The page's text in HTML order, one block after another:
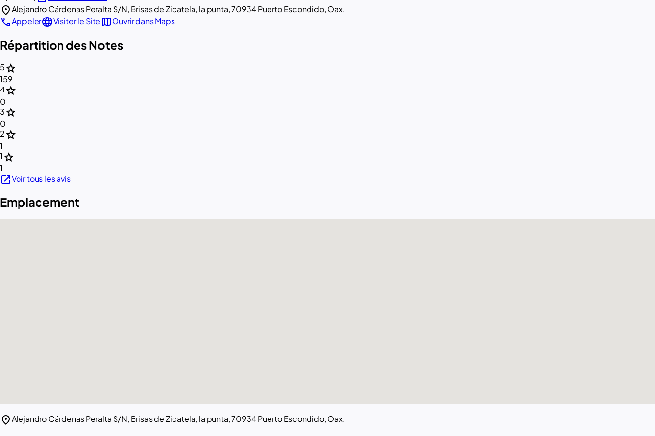
location_onAlejandro Cárdenas Peralta S/N, Brisas de Zicatela, la punta, 70934 Puerto Escondido, Oax.
callAppelerlanguageVisiter le SitemapOuvrir dans Maps
Répartition des Notes
5star
159
4star
0
3star
0
2star
1
1star
1
open_in_newVoir tous les avis
Emplacement
location_onAlejandro Cárdenas Peralta S/N, Brisas de Zicatela, la punta, 70934 Puerto Escondido, Oax.